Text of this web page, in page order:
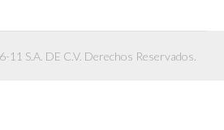
S.A. DE C.V. Derechos Reservados.